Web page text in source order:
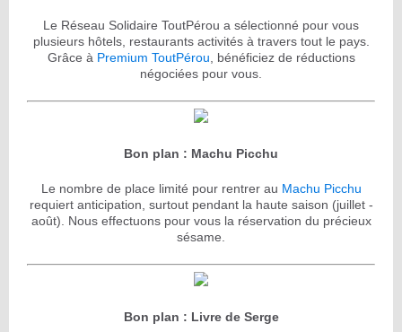
Le Réseau Solidaire ToutPérou a sélectionné pour vous
plusieurs hôtels, restaurants activités à travers tout le pays.
Grâce à Premium ToutPérou, bénéficiez de réductions
négociées pour vous.
Bon plan : Machu Picchu
Le nombre de place limité pour rentrer au Machu Picchu
requiert anticipation, surtout pendant la haute saison (juillet -
août). Nous effectuons pour vous la réservation du précieux
sésame.
Bon plan : Livre de Serge